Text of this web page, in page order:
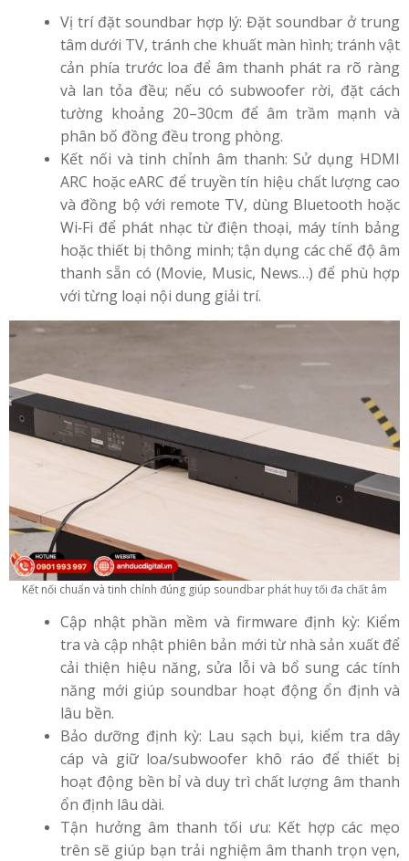
Vị trí đặt soundbar hợp lý: Đặt soundbar ở trung
tâm dưới TV, tránh che khuất màn hình; tránh vật
cản phía trước loa để âm thanh phát ra rõ ràng
và lan tỏa đều; nếu có subwoofer rời, đặt cách
tường khoảng 20–30cm để âm trầm mạnh và
phân bố đồng đều trong phòng.
Kết nối và tinh chỉnh âm thanh: Sử dụng HDMI
ARC hoặc eARC để truyền tín hiệu chất lượng cao
và đồng bộ với remote TV, dùng Bluetooth hoặc
Wi‑Fi để phát nhạc từ điện thoại, máy tính bảng
hoặc thiết bị thông minh; tận dụng các chế độ âm
thanh sẵn có (Movie, Music, News…) để phù hợp
với từng loại nội dung giải trí.
Kết nối chuẩn và tinh chỉnh đúng giúp soundbar phát huy tối đa chất âm
Cập nhật phần mềm và firmware định kỳ: Kiểm
tra và cập nhật phiên bản mới từ nhà sản xuất để
cải thiện hiệu năng, sửa lỗi và bổ sung các tính
năng mới giúp soundbar hoạt động ổn định và
lâu bền.
Bảo dưỡng định kỳ: Lau sạch bụi, kiểm tra dây
cáp và giữ loa/subwoofer khô ráo để thiết bị
hoạt động bền bỉ và duy trì chất lượng âm thanh
ổn định lâu dài.
Tận hưởng âm thanh tối ưu: Kết hợp các mẹo
trên sẽ giúp bạn trải nghiệm âm thanh trọn vẹn,